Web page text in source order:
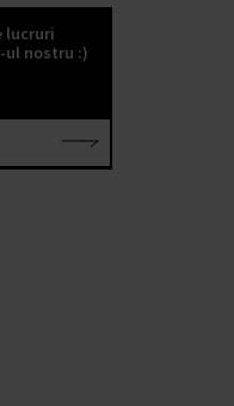
lucruri
ul nostru :)